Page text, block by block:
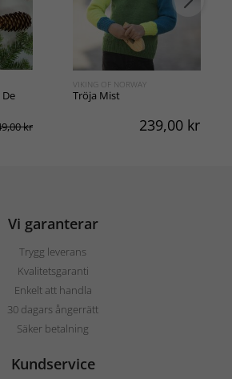
kr
VIKING OF NORWAY
Tröja Mist
239,00 kr
Vi garanterar
Trygg leverans
Kvalitetsgaranti
Enkelt att handla
30 dagars ångerrätt
Säker betalning
Kundservice